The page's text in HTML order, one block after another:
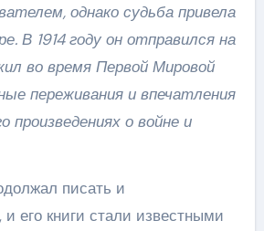
однако судьба привела
В 1914 году он отправился на
во время Первой Мировой
переживания и впечатления
произведениях о войне и
писать и
и его книги стали известными